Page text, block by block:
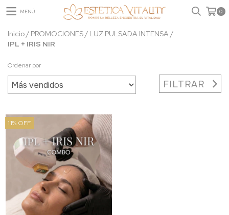
MENÚ 0
Inicio/ PROMOCIONES/ LUZ PULSADA INTENSA/
IPL + IRIS NIR
Ordenar por
FILTRAR
11% OFF